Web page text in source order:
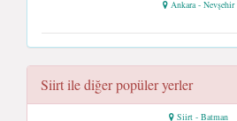
Ankara - Nevşehir
Siirt ile diğer popüler yerler
Siirt - Batman